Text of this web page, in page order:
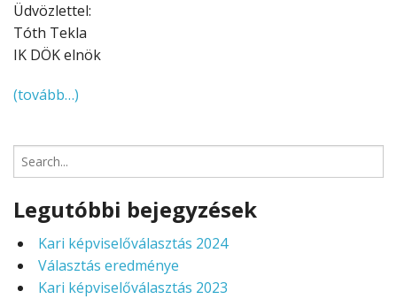
Üdvözlettel:
Tóth Tekla
IK DÖK elnök
(tovább…)
Search
Legutóbbi bejegyzések
Kari képviselőválasztás 2024
Választás eredménye
Kari képviselőválasztás 2023